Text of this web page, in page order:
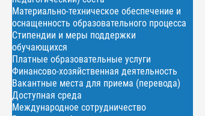
Материально-техническое обеспечение и
оснащенность образовательного процесса
Стипендии и меры поддержки
обучающихся
Платные образовательные услуги
Финансово-хозяйственная деятельность
Вакантные места для приема (перевода)
Доступная среда
Международное сотрудничество